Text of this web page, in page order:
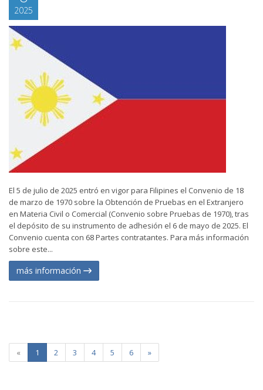
2025
El 5 de julio de 2025 entró en vigor para Filipines el Convenio de 18
de marzo de 1970 sobre la Obtención de Pruebas en el Extranjero
en Materia Civil o Comercial (Convenio sobre Pruebas de 1970), tras
el depósito de su instrumento de adhesión el 6 de mayo de 2025. El
Convenio cuenta con 68 Partes contratantes. Para más información
sobre este...
más información
« 1 2 3 4 5 6 »